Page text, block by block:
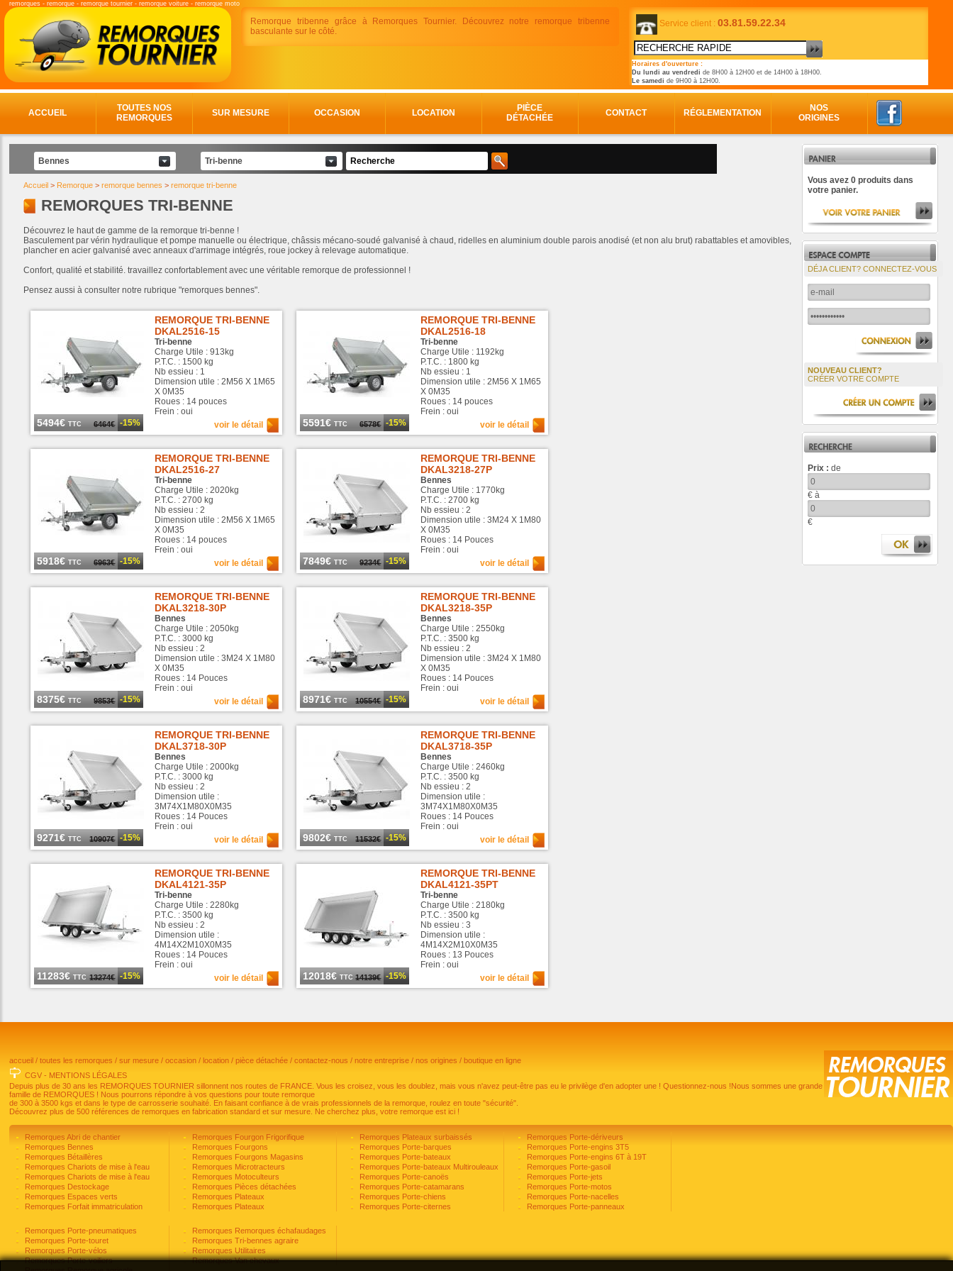
remorques -remorque -remorque tournier -remorque voiture -remorque moto
Remorque tribenne grâce à Remorques Tournier. Découvrez notre remorque tribenne
basculante sur le côté.
Service client : 03.81.59.22.34
Horaires d'ouverture :
Du lundi au vendredi de 8H00 à 12H00 et de 14H00 à 18H00.
Le samedi de 9H00 à 12H00.
ACCUEIL
TOUTES NOS
REMORQUES
SUR MESURE OCCASION LOCATION
PIÈCE
DÉTACHÉE
CONTACT RÉGLEMENTATION
NOS
ORIGINES
Bennes Tri-benne
Accueil > Remorque >remorque bennes >remorque tri-benne
REMORQUES TRI-BENNE
Découvrez le haut de gamme de la remorque tri-benne !
Basculement par vérin hydraulique et pompe manuelle ou électrique, châssis mécano-soudé galvanisé à chaud, ridelles en aluminium double parois anodisé (et non alu brut) rabattables et amovibles,
plancher en acier galvanisé avec anneaux d'arrimage intégrés, roue jockey à relevage automatique.
Confort, qualité et stabilité. travaillez confortablement avec une véritable remorque de professionnel !
Pensez aussi à consulter notre rubrique "remorques bennes".
5494€TTC 6464€ -15%
REMORQUE TRI-BENNE
DKAL2516-15
Tri-benne
Charge Utile : 913kg
P.T.C. : 1500 kg
Nb essieu : 1
Dimension utile : 2M56 X 1M65
X 0M35
Roues : 14 pouces
Frein : oui
voir le détail
5591€TTC 6578€ -15%
REMORQUE TRI-BENNE
DKAL2516-18
Tri-benne
Charge Utile : 1192kg
P.T.C. : 1800 kg
Nb essieu : 1
Dimension utile : 2M56 X 1M65
X 0M35
Roues : 14 pouces
Frein : oui
voir le détail
5918€TTC 6963€ -15%
REMORQUE TRI-BENNE
DKAL2516-27
Tri-benne
Charge Utile : 2020kg
P.T.C. : 2700 kg
Nb essieu : 2
Dimension utile : 2M56 X 1M65
X 0M35
Roues : 14 pouces
Frein : oui
voir le détail
7849€TTC 9234€ -15%
REMORQUE TRI-BENNE
DKAL3218-27P
Bennes
Charge Utile : 1770kg
P.T.C. : 2700 kg
Nb essieu : 2
Dimension utile : 3M24 X 1M80
X 0M35
Roues : 14 Pouces
Frein : oui
voir le détail
8375€TTC 9853€ -15%
REMORQUE TRI-BENNE
DKAL3218-30P
Bennes
Charge Utile : 2050kg
P.T.C. : 3000 kg
Nb essieu : 2
Dimension utile : 3M24 X 1M80
X 0M35
Roues : 14 Pouces
Frein : oui
voir le détail
8971€TTC 10554€ -15%
REMORQUE TRI-BENNE
DKAL3218-35P
Bennes
Charge Utile : 2550kg
P.T.C. : 3500 kg
Nb essieu : 2
Dimension utile : 3M24 X 1M80
X 0M35
Roues : 14 Pouces
Frein : oui
voir le détail
9271€TTC 10907€ -15%
REMORQUE TRI-BENNE
DKAL3718-30P
Bennes
Charge Utile : 2000kg
P.T.C. : 3000 kg
Nb essieu : 2
Dimension utile :
3M74X1M80X0M35
Roues : 14 Pouces
Frein : oui
voir le détail
9802€TTC 11532€ -15%
REMORQUE TRI-BENNE
DKAL3718-35P
Bennes
Charge Utile : 2460kg
P.T.C. : 3500 kg
Nb essieu : 2
Dimension utile :
3M74X1M80X0M35
Roues : 14 Pouces
Frein : oui
voir le détail
11283€TTC 13274€ -15%
REMORQUE TRI-BENNE
DKAL4121-35P
Tri-benne
Charge Utile : 2280kg
P.T.C. : 3500 kg
Nb essieu : 2
Dimension utile :
4M14X2M10X0M35
Roues : 14 Pouces
Frein : oui
voir le détail
12018€TTC 14139€ -15%
REMORQUE TRI-BENNE
DKAL4121-35PT
Tri-benne
Charge Utile : 2180kg
P.T.C. : 3500 kg
Nb essieu : 3
Dimension utile :
4M14X2M10X0M35
Roues : 13 Pouces
Frein : oui
voir le détail
Vous avez 0 produits dans
votre panier.
DÉJA CLIENT? CONNECTEZ-VOUS
NOUVEAU CLIENT?
CRÉER VOTRE COMPTE
Prix : de
€ à
€
accueil /toutes les remorques /sur mesure /occasion /location /pièce détachée /contactez-nous /notre entreprise /nos origines /boutique en ligne
CGV - MENTIONS LÉGALES
Depuis plus de 30 ans les REMORQUES TOURNIER sillonnent nos routes de FRANCE. Vous les croisez, vous les doublez, mais vous n'avez peut-être pas eu le privilège d'en adopter une ! Questionnez-nous !Nous sommes une grande
famille de REMORQUES ! Nous pourrons répondre à vos questions pour toute remorque
de 300 à 3500 kgs et dans le type de carrosserie souhaité. En faisant confiance à de vrais professionnels de la remorque, roulez en toute "sécurité".
Découvrez plus de 500 références de remorques en fabrication standard et sur mesure. Ne cherchez plus, votre remorque est ici !
Remorques Abri de chantier
Remorques Bennes
Remorques Bétaillères
Remorques Chariots de mise à l'eau
Remorques Chariots de mise à l'eau
Remorques Destockage
Remorques Espaces verts
Remorques Forfait immatriculation
Remorques Fourgon Frigorifique
Remorques Fourgons
Remorques Fourgons Magasins
Remorques Microtracteurs
Remorques Motoculteurs
Remorques Pièces détachées
Remorques Plateaux
Remorques Plateaux
Remorques Plateaux surbaissés
Remorques Porte-barques
Remorques Porte-bateaux
Remorques Porte-bateaux Multirouleaux
Remorques Porte-canoës
Remorques Porte-catamarans
Remorques Porte-chiens
Remorques Porte-citernes
Remorques Porte-dériveurs
Remorques Porte-engins 3T5
Remorques Porte-engins 6T à 19T
Remorques Porte-gasoil
Remorques Porte-jets
Remorques Porte-motos
Remorques Porte-nacelles
Remorques Porte-panneaux
Remorques Porte-pneumatiques
Remorques Porte-touret
Remorques Porte-vélos
Remorques Porte-voiliers
Remorques Remorques échafaudages
Remorques Tri-bennes agraire
Remorques Utilitaires
Remorques Van chevaux